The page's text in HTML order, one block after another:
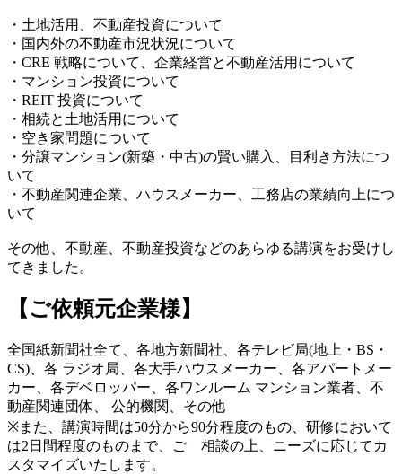
・土地活用、不動産投資について
・国内外の不動産市況状況について
・CRE 戦略について、企業経営と不動産活用について
・マンション投資について
・REIT 投資について
・相続と土地活用について
・空き家問題について
・分譲マンション(新築・中古)の賢い購入、目利き方法につ
いて
・不動産関連企業、ハウスメーカー、工務店の業績向上につ
いて
その他、不動産、不動産投資などのあらゆる講演をお受けし
てきました。
【ご依頼元企業様】
全国紙新聞社全て、各地方新聞社、各テレビ局(地上・BS・
CS)、各 ラジオ局、各大手ハウスメーカー、各アパートメー
カー、各デベロッパー、各ワンルーム マンション業者、不
動産関連団体、 公的機関、その他
※また、講演時間は50分から90分程度のもの、研修において
は2日間程度のものまで、ご゙相談の上、ニーズに応じてカ
スタマイズいたします。